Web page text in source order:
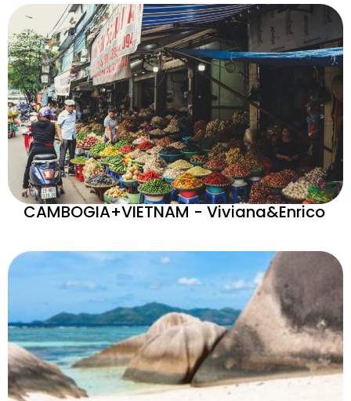
CAMBOGIA+VIETNAM - Viviana&Enrico